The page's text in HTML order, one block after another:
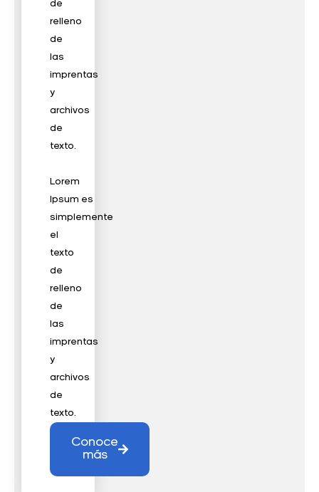
de
relleno
de
las
imprentas
y
archivos
de
texto.
Lorem
Ipsum es
simplemente
el
texto
de
relleno
de
las
imprentas
y
archivos
de
texto.
Conoce
más